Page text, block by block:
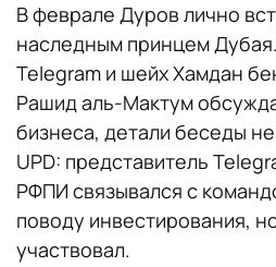
В феврале Дуров лично
наследным принцем
Telegram и шейх Хамдан
Рашид аль-Мактум
бизнеса, детали беседы
UPD: представитель
РФПИ связывался с
поводу инвестирования,
участвовал.